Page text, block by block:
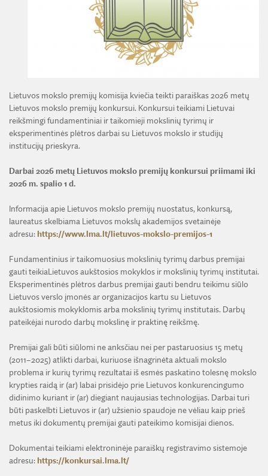
VIRTUALI LMA
TECHNIKOS MOKSLŲ SKYRIUS
JAUNOJI AKADEMIJA
ŠVIESAUS ATMINIMO LMA NARIAI
BENDRADARBIAVIMO SUTARTYS
MOKSLININKO ETIKOS KODEKSAS
KORUPCIJOS PREVENCIJA
NUORODOS
BENDRADARBIAVIMAS SU REGIONAIS
LMA IR AKADEMIKAI ŽINIASKLAIDOJE
ATVIRI DUOMENYS
FINANSŲ KONTROLĖS TAISYKLĖS
ŪKIO SUBJEKTŲ PRIEŽIŪRA
TARNYBINIAI LENGVIEJI AUTOMOBILIAI
Lietuvos mokslo premijų komisija kviečia teikti paraiškas 2026 metų
Lietuvos mokslo premijų konkursui. Konkursui teikiami Lietuvai
reikšmingi fundamentiniai ir taikomieji mokslinių tyrimų ir
eksperimentinės plėtros darbai su Lietuvos mokslo ir studijų
institucijų prieskyra.
Darbai 2026 metų Lietuvos mokslo premijų konkursui priimami iki
2026 m. spalio 1 d.
Informacija apie Lietuvos mokslo premijų nuostatus, konkursą,
laureatus skelbiama Lietuvos mokslų akademijos svetainėje
adresu: https://www.lma.lt/lietuvos-mokslo-premijos-1
Fundamentinius ir taikomuosius mokslinių tyrimų darbus premijai
gauti teikiaLietuvos aukštosios mokyklos ir mokslinių tyrimų institutai.
Eksperimentinės plėtros darbus premijai gauti bendru teikimu siūlo
Lietuvos verslo įmonės ar organizacijos kartu su Lietuvos
aukštosiomis mokyklomis arba mokslinių tyrimų institutais. Darbų
pateikėjai nurodo darbų mokslinę ir praktinę reikšmę.
Premijai gali būti siūlomi ne anksčiau nei per pastaruosius 15 metų
(2011–2025) atlikti darbai, kuriuose išnagrinėta aktuali mokslo
problema ir kurių tyrimų rezultatai iš esmės paskatino tolesnę mokslo
krypties raidą ir (ar) labai prisidėjo prie Lietuvos konkurencingumo
didinimo kuriant ir (ar) diegiant naujausias technologijas. Darbai turi
būti paskelbti Lietuvos ir (ar) užsienio spaudoje ne vėliau kaip prieš
metus iki dokumentų premijai gauti pateikimo komisijai dienos.
Dokumentai teikiami elektroninėje paraiškų registravimo sistemoje
adresu: https://konkursai.lma.lt/